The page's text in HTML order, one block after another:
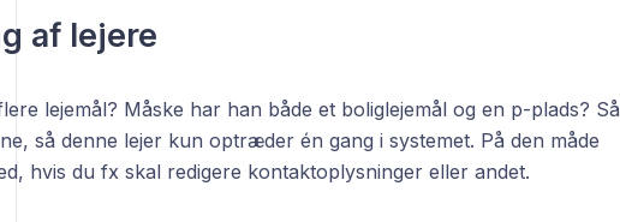
af lejere
lejemål? Måske har han både et boliglejemål og en p-plads? Så
så denne lejer kun optræder én gang i systemet. På den måde
hvis du fx skal redigere kontaktoplysninger eller andet.